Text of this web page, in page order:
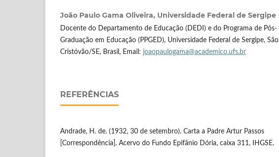
João Paulo Gama Oliveira, Universidade Federal de Sergipe
Docente do Departamento de Educação (DEDI) e do Programa de Pós-
Graduação em Educação (PPGED), Universidade Federal de Sergipe, São
Cristóvão/SE, Brasil, Email: joaopaulogama@academico.ufs.br
REFERÊNCIAS
Andrade, H. de. (1932, 30 de setembro). Carta a Padre Artur Passos
[Correspondência]. Acervo do Fundo Epifânio Dória, caixa 311, IHGSE.